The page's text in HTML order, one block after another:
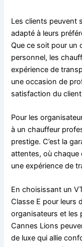
Les clients peuvent
adapté à leurs
Que ce soit pour un
personnel, les
expérience de
une occasion de
satisfaction du
Pour les
à un chauffeur
prestige. C’est la
attentes, où chaque
une expérience de
En choisissant un
Classe E pour leurs
organisateurs et les
Cannes Lions
de luxe qui allie